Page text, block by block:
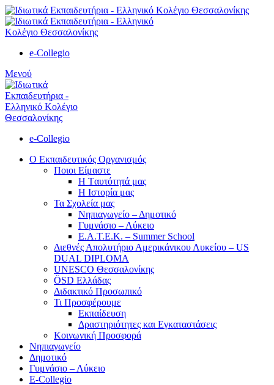
e-Collegio
Μενού
e-Collegio
Ο Εκπαιδευτικός Οργανισμός
Ποιοι Είμαστε
Η Tαυτότητά μας
Η Ιστορία μας
Τα Σχολεία μας
Νηπιαγωγείο – Δημοτικό
Γυμνάσιο – Λύκειο
Ε.Α.Τ.Ε.Κ. – Summer School
Διεθνές Απολυτήριο Αμερικάνικου Λυκείου – US
DUAL DIPLOMA
UNESCO Θεσσαλονίκης
ÖSD Ελλάδας
Διδακτικό Προσωπικό
Τι Προσφέρουμε
Eκπαίδευση
Δραστηριότητες και Εγκαταστάσεις
Κοινωνική Προσφορά
Νηπιαγωγείο
Δημοτικό
Γυμνάσιο – Λύκειο
E-Collegio